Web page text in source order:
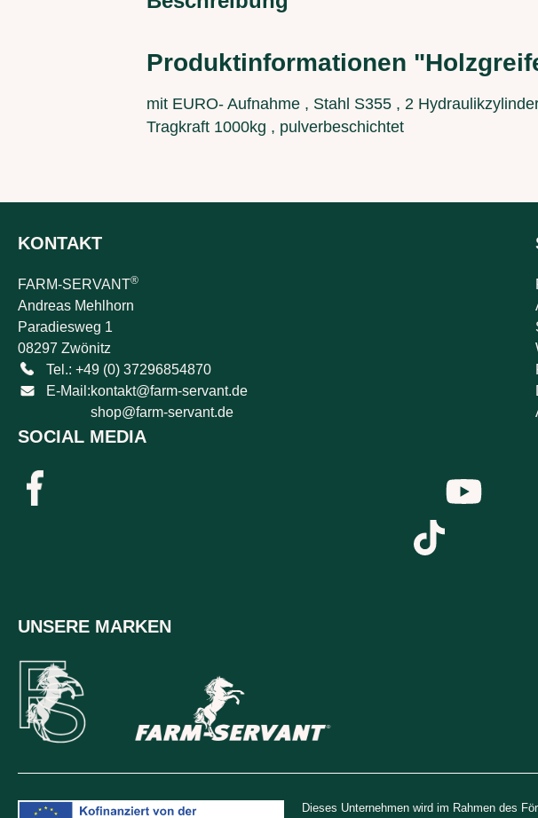
Produktinformationen
mit EURO- Aufnahme , Stahl S355 , 2
Tragkraft 1000kg , pulverbeschichtet
KONTAKT
FARM-SERVANT®
Andreas Mehlhorn
Paradiesweg 1
08297 Zwönitz
Tel.: +49 (0) 37296854870
E-Mail:kontakt@farm-servant.de
shop@farm-servant.de
SOCIAL MEDIA
UNSERE MARKEN
Dieses Unternehmen wird im Rahmen des